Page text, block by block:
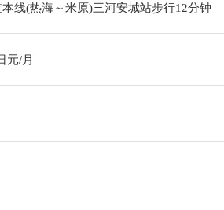
本线(热海～米原)三河安城站步行12分钟
元/月